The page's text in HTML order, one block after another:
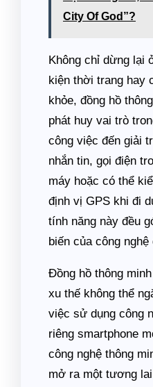
City Of God”?
Không chỉ dừng lại
kiện thời trang hay
khỏe, đồng hồ
phát huy vai trò
công việc đến giải
nhắn tin, gọi điện
máy hoặc có thể
định vị GPS khi đi
tính năng này đều
biến của công
Đồng hồ thông
xu thế không thể
việc sử dụng công
riêng smartphone
công nghệ thông
mở ra một tương